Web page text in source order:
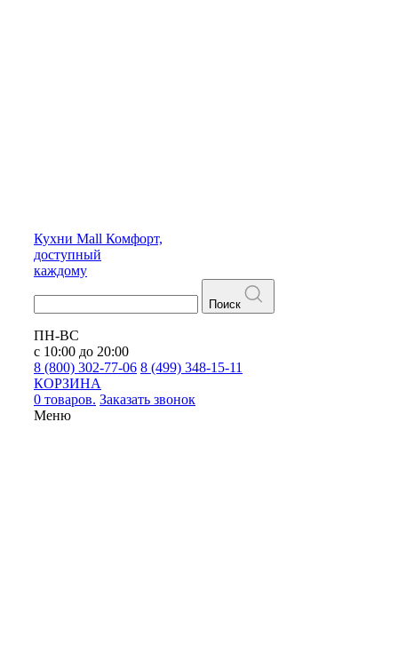
Кухни Mall Комфорт,
доступный
каждому
Поиск
ПН-ВС
с 10:00 до 20:00
8 (800) 302-77-06 8 (499) 348-15-11
КОРЗИНА
0 товаров. Заказать звонок
Меню